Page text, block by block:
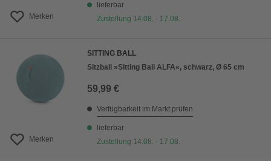
Merken
lieferbar
Zustellung 14.08. - 17.08.
Merken
SITTING BALL
Sitzball »Sitting Ball ALFA«, schwarz, Ø 65 cm
59,99 €
Verfügbarkeit im Markt prüfen
lieferbar
Zustellung 14.08. - 17.08.